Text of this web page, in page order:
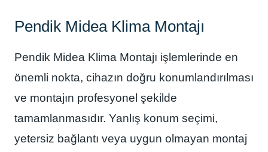
Pendik Midea Klima Montajı
Pendik Midea Klima Montajı işlemlerinde en
önemli nokta, cihazın doğru konumlandırılması
ve montajın profesyonel şekilde
tamamlanmasıdır. Yanlış konum seçimi,
yetersiz bağlantı veya uygun olmayan montaj